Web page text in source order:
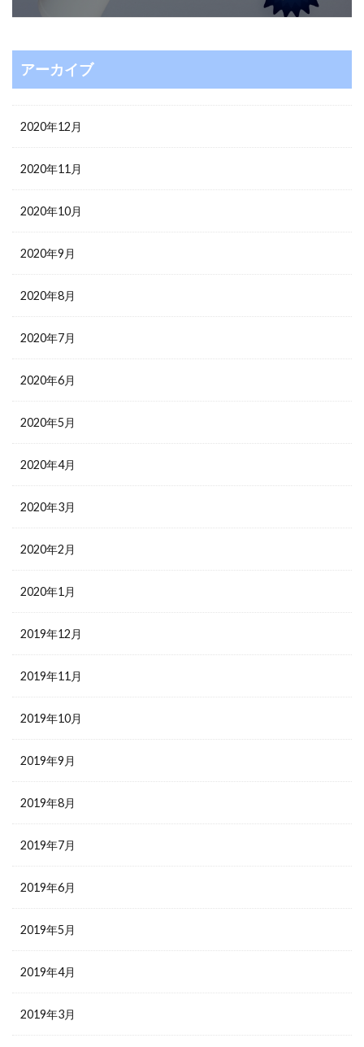
アーカイブ
2020年12月
2020年11月
2020年10月
2020年9月
2020年8月
2020年7月
2020年6月
2020年5月
2020年4月
2020年3月
2020年2月
2020年1月
2019年12月
2019年11月
2019年10月
2019年9月
2019年8月
2019年7月
2019年6月
2019年5月
2019年4月
2019年3月